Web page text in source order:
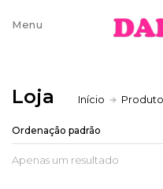
Loja Início
Apenas um resultado